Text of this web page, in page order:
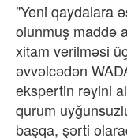
"Yeni qaydalara
olunmuş maddə
xitam verilməsi
əvvəlcədən
ekspertin rəyini
qurum
başqa, şərti